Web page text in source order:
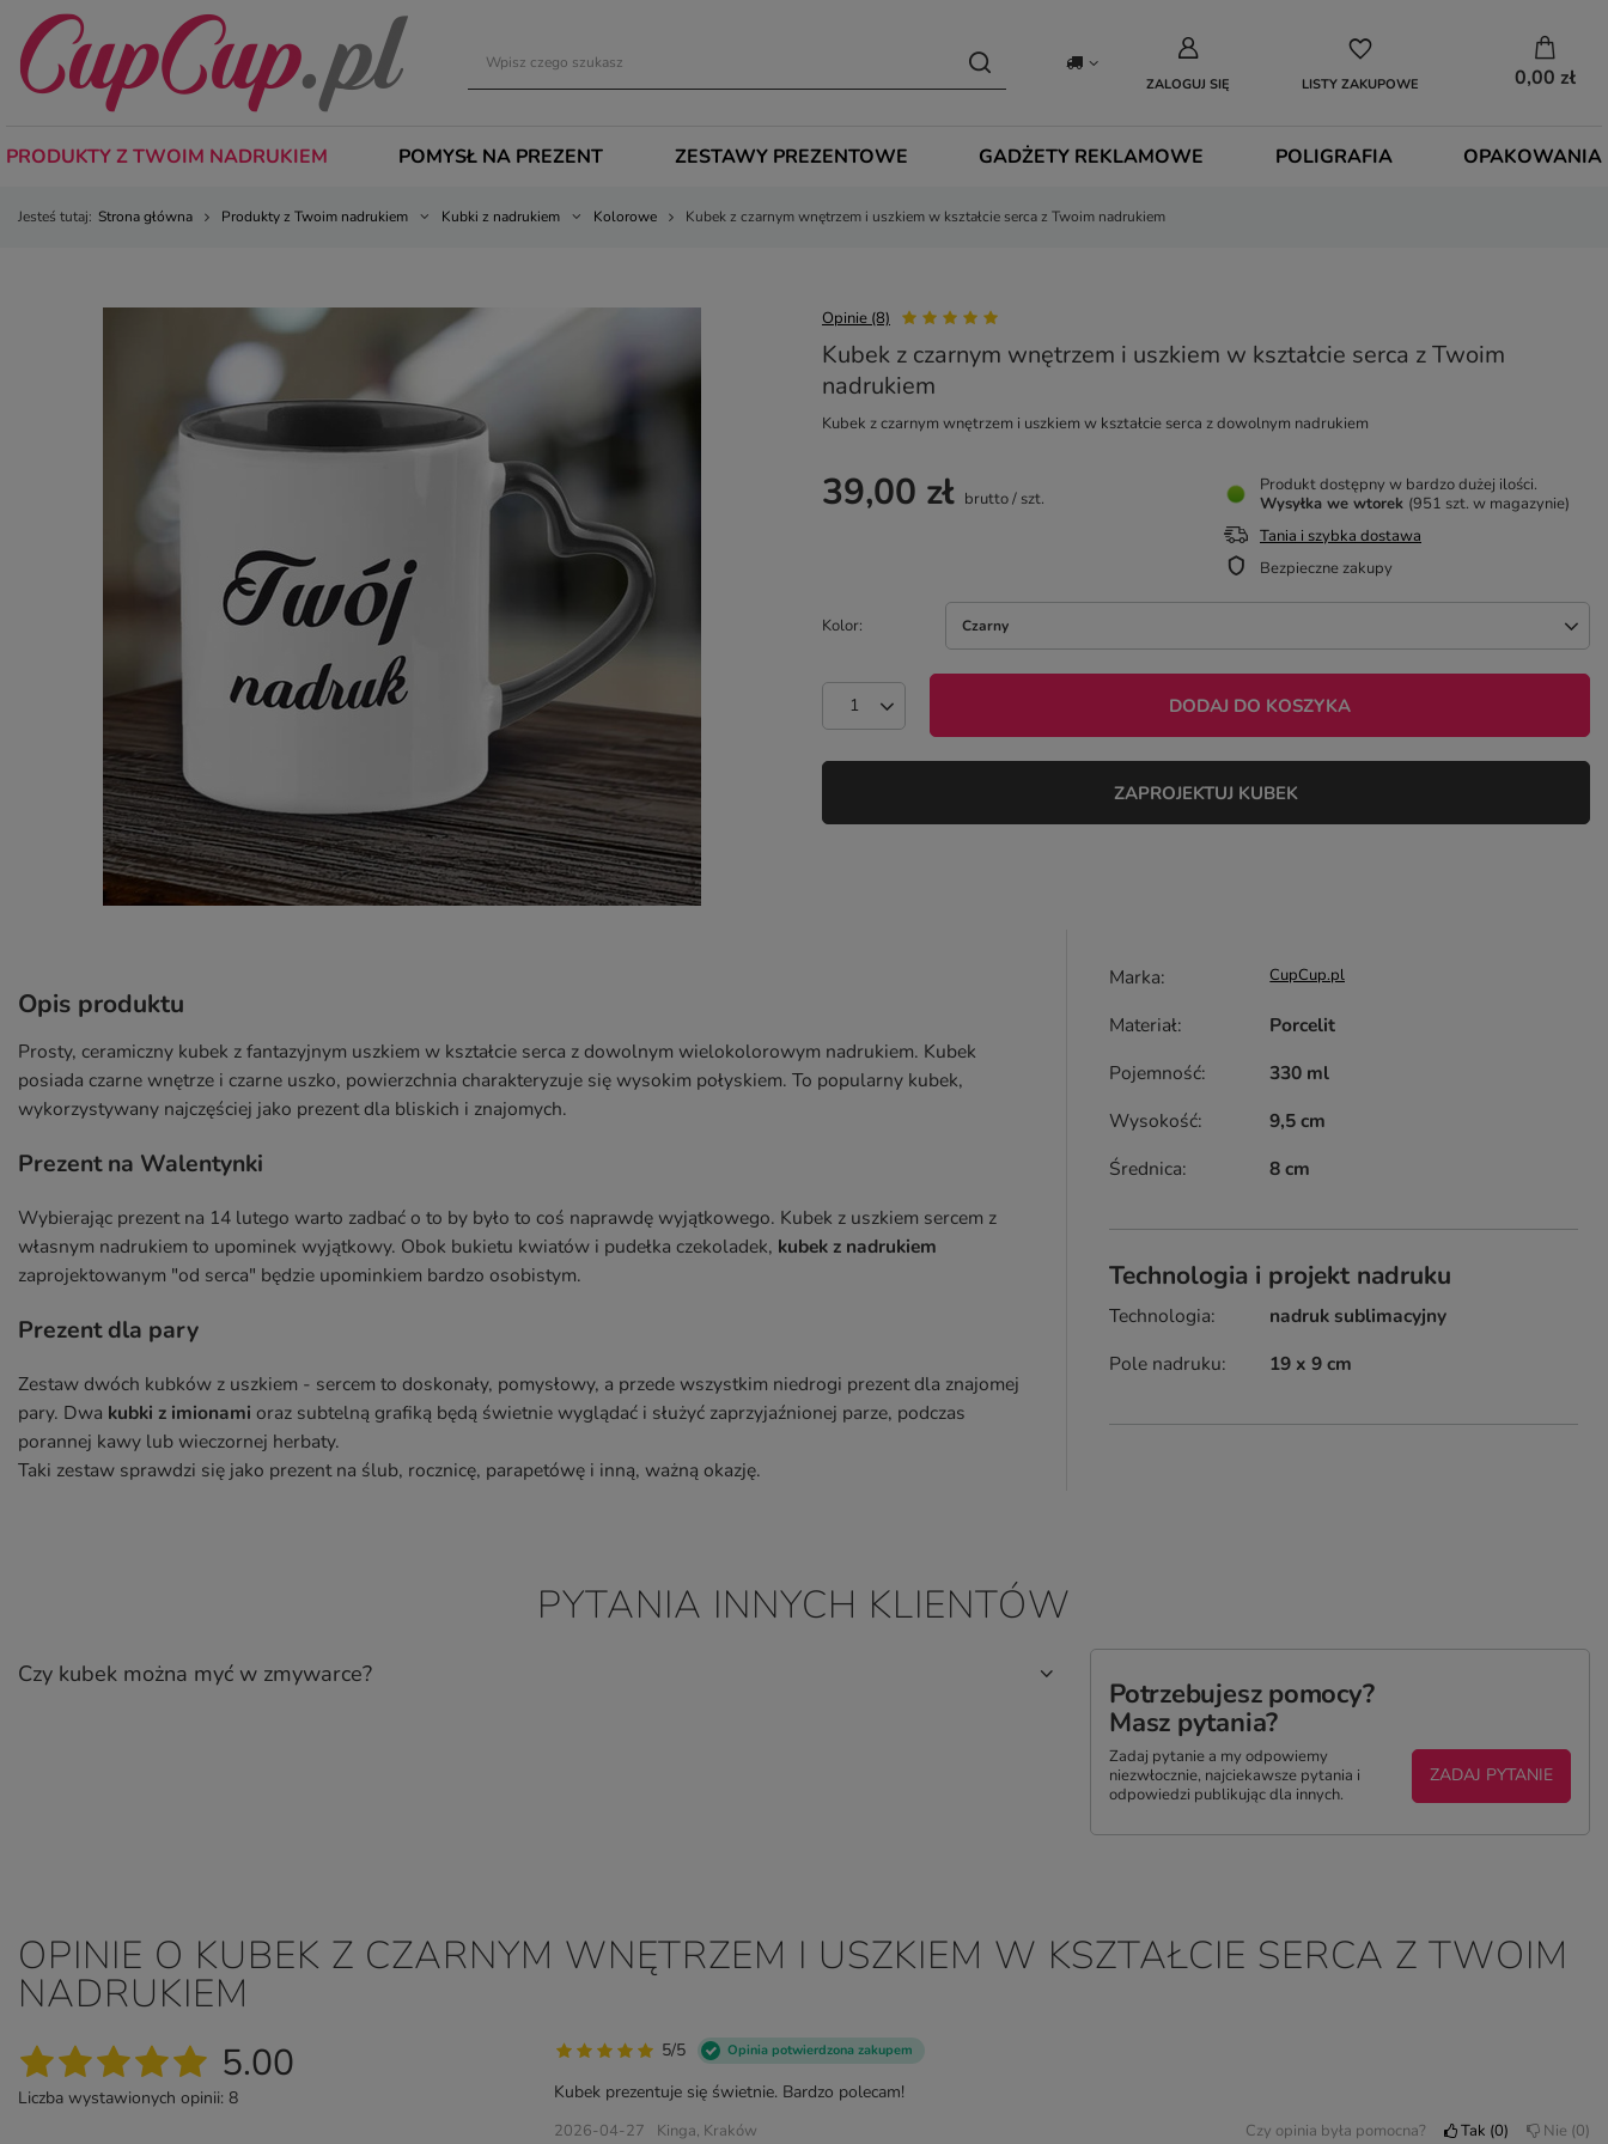
ZALOGUJ SIĘ LISTY ZAKUPOWE 0,00 zł
PRODUKTY Z TWOIM NADRUKIEM POMYSŁ NA PREZENT ZESTAWY PREZENTOWE GADŻETY REKLAMOWE POLIGRAFIA OPAKOWANIA
Jesteś tutaj: Strona główna Produkty z Twoim nadrukiem Kubki z nadrukiem Kolorowe Kubek z czarnym wnętrzem i uszkiem w kształcie serca z Twoim nadrukiem
Opinie (8)
Kubek z czarnym wnętrzem i uszkiem w kształcie serca z Twoim
nadrukiem
Kubek z czarnym wnętrzem i uszkiem w kształcie serca z dowolnym nadrukiem
Kolor Czarny
39,00 zł brutto/ szt.
DODAJ DO KOSZYKA
Produkt dostępny w bardzo dużej ilości
Wysyłka we wtorek (951 szt. w magazynie)
Tania i szybka dostawa
Bezpieczne zakupy
ZAPROJEKTUJ KUBEK
Opis produktu
Prosty, ceramiczny kubek z fantazyjnym uszkiem w kształcie serca z dowolnym wielokolorowym nadrukiem. Kubek
posiada czarne wnętrze i czarne uszko, powierzchnia charakteryzuje się wysokim połyskiem. To popularny kubek,
wykorzystywany najczęściej jako prezent dla bliskich i znajomych.
Prezent na Walentynki
Wybierając prezent na 14 lutego warto zadbać o to by było to coś naprawdę wyjątkowego. Kubek z uszkiem sercem z
własnym nadrukiem to upominek wyjątkowy. Obok bukietu kwiatów i pudełka czekoladek, kubek z nadrukiem
zaprojektowanym "od serca" będzie upominkiem bardzo osobistym.
Prezent dla pary
Zestaw dwóch kubków z uszkiem - sercem to doskonały, pomysłowy, a przede wszystkim niedrogi prezent dla znajomej
pary. Dwa kubki z imionami oraz subtelną grafiką będą świetnie wyglądać i służyć zaprzyjaźnionej parze, podczas
porannej kawy lub wieczornej herbaty.
Taki zestaw sprawdzi się jako prezent na ślub, rocznicę, parapetówę i inną, ważną okazję.
Marka CupCup.pl
Materiał
Porcelit
Pojemność
330 ml
Wysokość
9,5 cm
Średnica
8 cm
Technologia i projekt nadruku
Technologia
nadruk sublimacyjny
Pole nadruku
19 x 9 cm
PYTANIA INNYCH KLIENTÓW
Czy kubek można myć w zmywarce?
Potrzebujesz pomocy?
Masz pytania?
Zadaj pytanie a my odpowiemy
niezwłocznie, najciekawsze pytania i
odpowiedzi publikując dla innych.
ZADAJ PYTANIE
OPINIE O KUBEK Z CZARNYM WNĘTRZEM I USZKIEM W KSZTAŁCIE SERCA Z TWOIM
NADRUKIEM
5.00
Liczba wystawionych opinii: 8
5/5 Opinia potwierdzona zakupem
Kubek prezentuje się świetnie. Bardzo polecam!
2026-04-27 Kinga, Kraków Czy opinia była pomocna? Tak 0 Nie 0